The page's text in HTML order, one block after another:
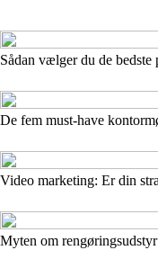
Sådan vælger du de
De fem must-have
Video marketing: Er din
Myten om